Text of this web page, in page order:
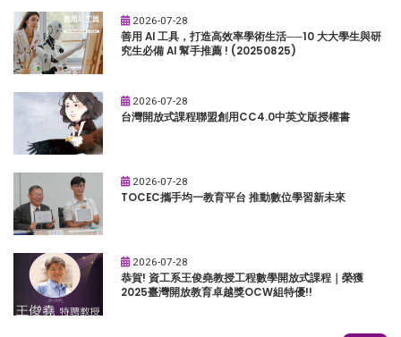
2026-07-28
善用 AI 工具，打造高效率學術生活──10 大大學生與研
究生必備 AI 幫手推薦 ! (20250825)
2026-07-28
台灣開放式課程聯盟創用CC4.0中英文版授權書
2026-07-28
TOCEC攜手均一教育平台 推動數位學習新未來
2026-07-28
恭賀! 資工系王俊堯教授工程數學開放式課程｜榮獲
2025臺灣開放教育卓越獎OCW組特優!!